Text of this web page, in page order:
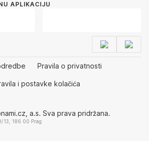
APLIKACIJU
Pravila o privatnosti
i postavke kolačića
a.s. Sva prava pridržana.
13, 186 00 Prag